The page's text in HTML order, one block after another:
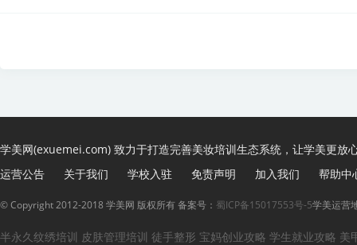
学美网(exuemei.com) 致力于打造完善美妆培训生态系统，让学美更放
运营公告
关于我们 学校入驻 免责声明 加入我们 帮助中
© Copyright 2012-2018 学美网 版权所有 备案号： 蜀ICP备15017553号-5学美运营
半永久纹绣培训 皮肤管理培训 徒手整形 宝妈创业攻略 学生就业攻略 美